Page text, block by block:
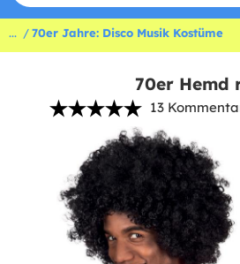
... 70er Jahre: Disco Musik Kostüme
70er Hemd
13